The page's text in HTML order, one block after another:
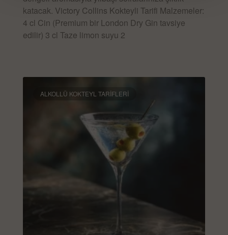
katacak. Victory Collins Kokteyli Tarifi Malzemeler:
4 cl Cin (Premium bir London Dry Gin tavsiye
edilir) 3 cl Taze limon suyu 2
ALKOLLÜ KOKTEYL TARIFLERI